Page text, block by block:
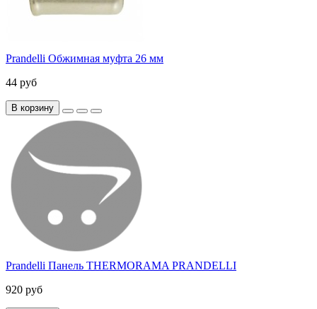
Prandelli Обжимная муфта 26 мм
44 руб
В корзину
Prandelli Панель THERMORAMA PRANDELLI
920 руб